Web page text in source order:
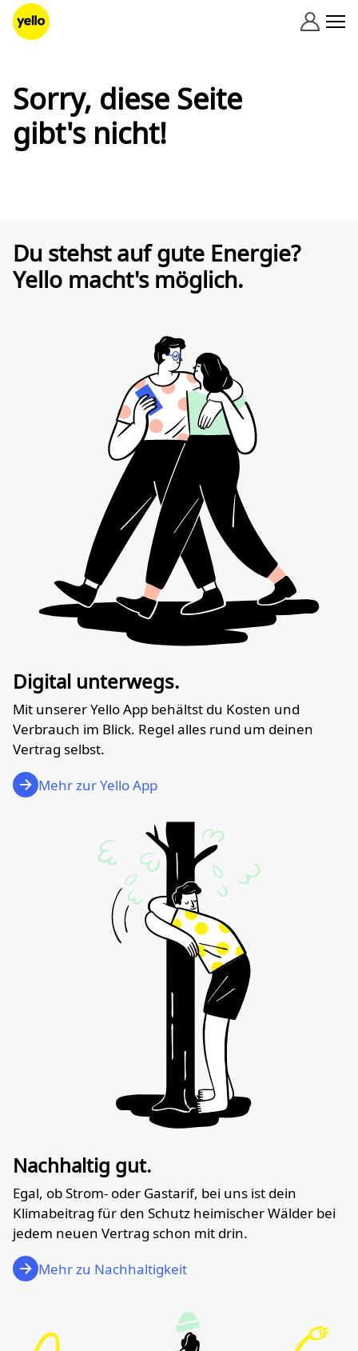
Zum Inhalt springen
Sorry, diese Seite
gibt's nicht!
Du stehst auf gute Energie?
Yello macht's möglich.
Digital unterwegs.
Mit unserer Yello App behältst du Kosten und
Verbrauch im Blick. Regel alles rund um deinen
Vertrag selbst.
Mehr zur Yello App
Nachhaltig gut.
Egal, ob Strom- oder Gastarif, bei uns ist dein
Klimabeitrag für den Schutz heimischer Wälder bei
jedem neuen Vertrag schon mit drin.
Mehr zu Nachhaltigkeit